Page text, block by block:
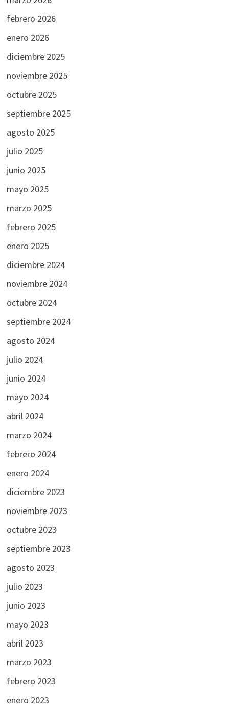
febrero 2026
enero 2026
diciembre 2025
noviembre 2025
octubre 2025
septiembre 2025
agosto 2025
julio 2025
junio 2025
mayo 2025
marzo 2025
febrero 2025
enero 2025
diciembre 2024
noviembre 2024
octubre 2024
septiembre 2024
agosto 2024
julio 2024
junio 2024
mayo 2024
abril 2024
marzo 2024
febrero 2024
enero 2024
diciembre 2023
noviembre 2023
octubre 2023
septiembre 2023
agosto 2023
julio 2023
junio 2023
mayo 2023
abril 2023
marzo 2023
febrero 2023
enero 2023